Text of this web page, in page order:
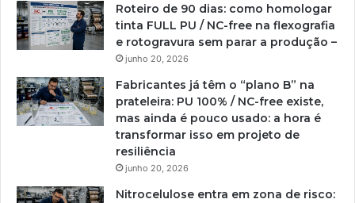
Roteiro de 90 dias: como homologar
tinta FULL PU / NC-free na flexografia
e rotogravura sem parar a produção –
junho 20, 2026
Fabricantes já têm o “plano B” na
prateleira: PU 100% / NC-free existe,
mas ainda é pouco usado: a hora é
transformar isso em projeto de
resiliência
junho 20, 2026
Nitrocelulose entra em zona de risco: